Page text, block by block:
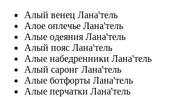
Алый венец Лана'тель
Алое оплечье Лана'тель
Алые одеяния Лана'тель
Алый пояс Лана'тель
Алые набедренники Лана'тель
Алый саронг Лана'тель
Алые ботфорты Лана'тель
Алые перчатки Лана'тель